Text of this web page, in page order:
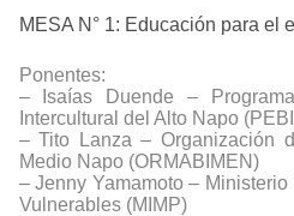
MESA N° 1: Educación para el
Ponentes:
–
Isaías Duende –
Intercultural del Alto Napo
– Tito Lanza – Organización
Medio Napo (ORMABIMEN)
– Jenny Yamamoto –
Vulnerables (MIMP)